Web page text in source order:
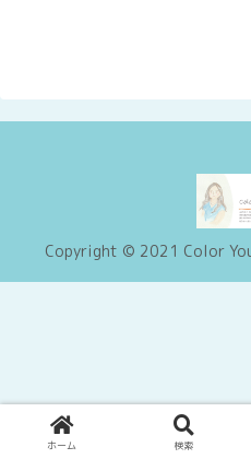
Copyright © 2021 Color
ホーム 検索